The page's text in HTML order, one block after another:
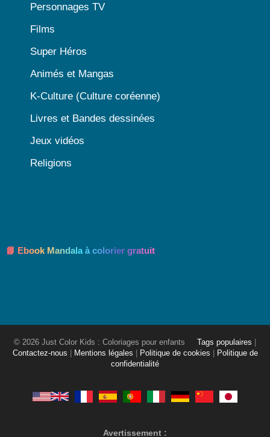
Personnages TV
Films
Super Héros
Animés et Mangas
K-Culture (Culture coréenne)
Livres et Bandes dessinées
Jeux vidéos
Religions
📘 Ebook Mandala à colorier gratuit
© 2026 Just Color Kids : Coloriages pour enfants Tags populaires
Contactez-nous
Mentions légales Politique de cookies
Politique de
confidentialité
Avertissement :